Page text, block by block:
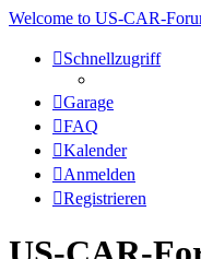
Welcome to US-CAR-
Schnellzugriff
Garage
FAQ
Kalender
Anmelden
Registrieren